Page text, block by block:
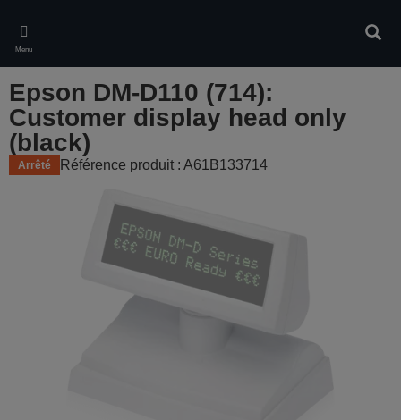
main
content
Menu
Epson DM-D110 (714):
Customer display head only
(black)
Arrêté Référence produit : A61B133714